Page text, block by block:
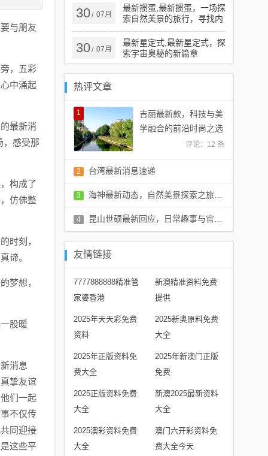
与朋友
，五彩
中涌起
最新消
，感受那
构成了
仿佛整
时刻，
谛。
梦想，
股暖
消息
挚友谊
们一起
不仅传
同迎接
这些平
成就
30/ 07月
最新掼蛋,最新掼蛋，一场探
索自然美景的旅行，寻找内
心的宁静
30/ 07月
最新星定式,最新星定式，探
索宇宙奥秘的新篇章
热评文章
1
吉丽最新款，科技与美
学融合的前沿时尚之选
评论：12 条
2 台湾最新消息速递
评论：12 条
3 海神最新动态，自然美景探索之旅邀请启航
评论：9 条
4 昆山世硕最新回应，日常趣事与官方更新揭秘
友情链接
7777888888精准管
家婆香港
新澳精准资料免费
提供
2025年天天彩免费
资料
2025新奥原料免费
大全
2025年正版资料免
费大全
2025年新澳门正版
免费
2025正版资料免费
大全
新澳2025最新资料
大全
2025澳彩资料免费
大全
澳门六开彩资料免
费大全今天